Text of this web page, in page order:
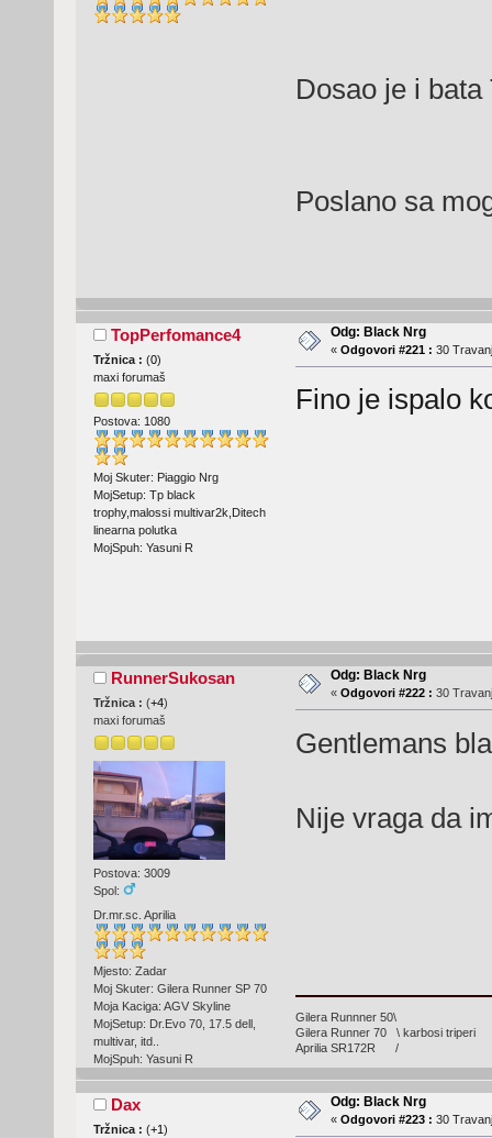
Dosao je i
Poslano sa
TopPerfomance4
Tržnica : (0)
maxi forumaš
Postova: 1080
Moj Skuter: Piaggio Nrg
MojSetup: Tp black
trophy,malossi multivar2k,Ditech
linearna polutka
MojSpuh: Yasuni R
Odg: Black Nrg
« Odgovori #221 : 30
Fino je ispalo
RunnerSukosan
Tržnica : (+4)
maxi forumaš
Postova: 3009
Spol:
Dr.mr.sc. Aprilia
Mjesto: Zadar
Moj Skuter: Gilera Runner SP 70
Moja Kaciga: AGV Skyline
MojSetup: Dr.Evo 70, 17.5 dell,
multivar, itd..
MojSpuh: Yasuni R
Odg: Black Nrg
« Odgovori #222 : 30
Gentlemans
Nije vraga da
Gilera Runnner 50\
Gilera Runner 70 \ karbosi triperi
Aprilia SR172R /
Dax
Tržnica : (+1)
Odg: Black Nrg
« Odgovori #223 : 30